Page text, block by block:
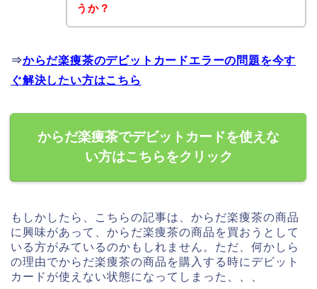
うか？
⇒からだ楽痩茶のデビットカードエラーの問題を今す
ぐ解決したい方はこちら
からだ楽痩茶でデビットカードを使えな
い方はこちらをクリック
もしかしたら、こちらの記事は、からだ楽痩茶の商品
に興味があって、からだ楽痩茶の商品を買おうとして
いる方がみているのかもしれません。ただ、何かしら
の理由でからだ楽痩茶の商品を購入する時にデビット
カードが使えない状態になってしまった、、、